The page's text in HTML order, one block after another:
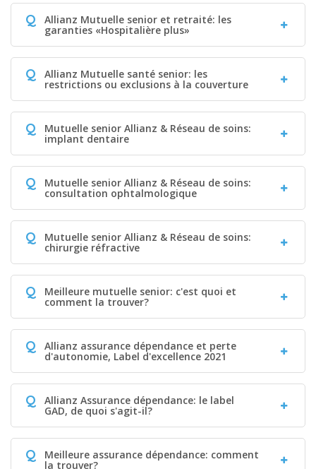
Q Allianz Mutuelle senior et retraité: les
garanties «Hospitalière plus»
Q Allianz Mutuelle santé senior: les
restrictions ou exclusions à la couverture
Q Mutuelle senior Allianz & Réseau de soins:
implant dentaire
Q Mutuelle senior Allianz & Réseau de soins:
consultation ophtalmologique
Q Mutuelle senior Allianz & Réseau de soins:
chirurgie réfractive
Q Meilleure mutuelle senior: c'est quoi et
comment la trouver?
Q Allianz assurance dépendance et perte
d'autonomie, Label d'excellence 2021
Q Allianz Assurance dépendance: le label
GAD, de quoi s'agit-il?
Q Meilleure assurance dépendance: comment
la trouver?